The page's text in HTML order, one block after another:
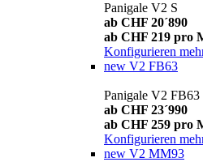
Panigale V2 S
ab CHF 20´890
ab CHF 219 pro
Konfigurieren
new V2 FB63
Panigale V2 FB63
ab CHF 23´990
ab CHF 259 pro
Konfigurieren
new V2 MM93